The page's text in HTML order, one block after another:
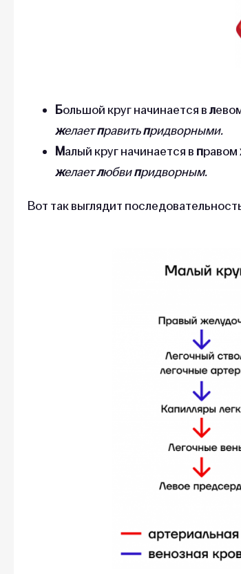
Большой круг начинается вл
желаетправитьпридворными.
Малый круг начинается в правом
желаетлюбвипридворным.
Вот так выглядит